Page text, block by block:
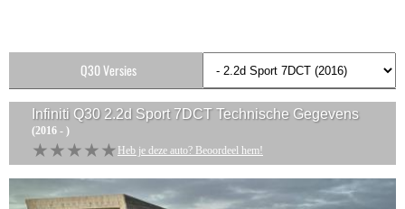
Infiniti Q30 2.2d Sport 7DCT Technische Gegevens
(2016 - )
★★★★★
★★★★★ Heb je deze auto? Beoordeel hem!
Q30 Versies